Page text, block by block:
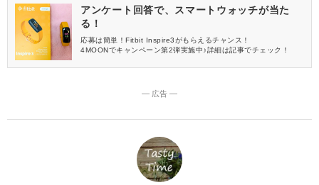
アンケート回答で、スマートウォッチが当た
る！
応募は簡単！Fitbit Inspire3がもらえるチャンス！
4MOONでキャンペーン第2弾実施中♪詳細は記事でチェック！
― 広告 ―